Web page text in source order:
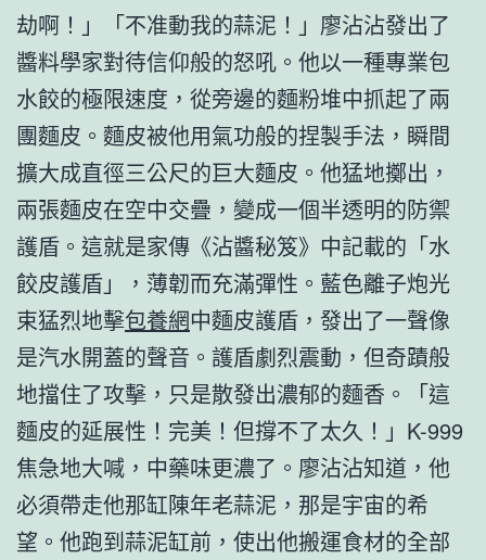
劫啊！」「不准動我的蒜泥！」廖沾沾發出了
醬料學家對待信仰般的怒吼。他以一種專業包
水餃的極限速度，從旁邊的麵粉堆中抓起了兩
團麵皮。麵皮被他用氣功般的捏製手法，瞬間
擴大成直徑三公尺的巨大麵皮。他猛地擲出，
兩張麵皮在空中交疊，變成一個半透明的防禦
護盾。這就是家傳《沾醬秘笈》中記載的「水
餃皮護盾」，薄韌而充滿彈性。藍色離子炮光
束猛烈地擊包養網中麵皮護盾，發出了一聲像
是汽水開蓋的聲音。護盾劇烈震動，但奇蹟般
地擋住了攻擊，只是散發出濃郁的麵香。「這
麵皮的延展性！完美！但撐不了太久！」K-999
焦急地大喊，中藥味更濃了。廖沾沾知道，他
必須帶走他那缸陳年老蒜泥，那是宇宙的希
望。他跑到蒜泥缸前，使出他搬運食材的全部